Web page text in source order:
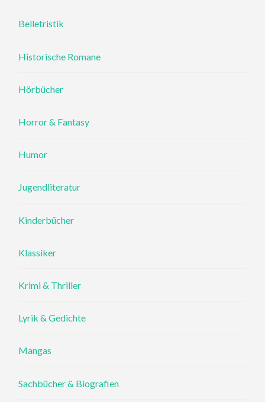
Belletristik
Historische Romane
Hörbücher
Horror & Fantasy
Humor
Jugendliteratur
Kinderbücher
Klassiker
Krimi & Thriller
Lyrik & Gedichte
Mangas
Sachbücher & Biografien